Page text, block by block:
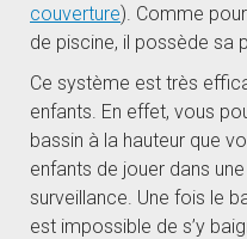
couverture). Comme
de piscine, il possède sa
Ce système est très
enfants. En effet, vous
bassin à la hauteur que
enfants de jouer dans
surveillance. Une fois le
est impossible de s’y